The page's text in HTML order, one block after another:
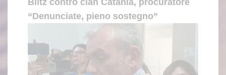
Blitz contro clan Catania, procuratore
“Denunciate, pieno sostegno”